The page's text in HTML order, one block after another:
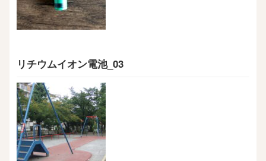
リチウムイオン電池_03